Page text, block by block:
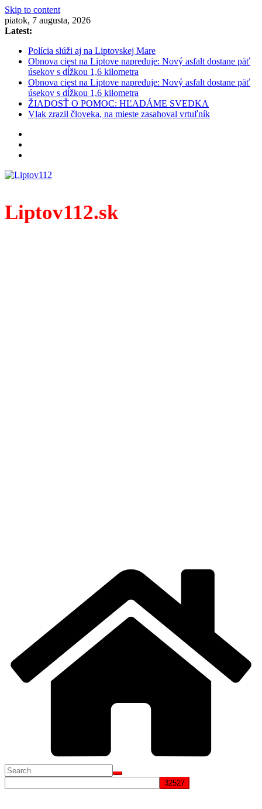
Skip to content
piatok, 7 augusta, 2026
Latest:
Polícia slúži aj na Liptovskej Mare
Obnova ciest na Liptove napreduje: Nový asfalt dostane päť
úsekov s dĺžkou 1,6 kilometra
Obnova ciest na Liptove napreduje: Nový asfalt dostane päť
úsekov s dĺžkou 1,6 kilometra
ŽIADOSŤ O POMOC: HĽADÁME SVEDKA
Vlak zrazil človeka, na mieste zasahoval vrtuľník
Liptov112.sk